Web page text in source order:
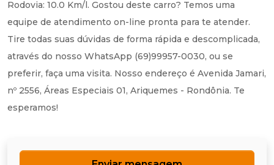
Rodovia: 10.0 Km/l. Gostou deste carro? Temos uma
equipe de atendimento on-line pronta para te atender.
Tire todas suas dúvidas de forma rápida e descomplicada,
através do nosso WhatsApp (69)99957-0030, ou se
preferir, faça uma visita. Nosso endereço é Avenida Jamari,
nº 2556, Áreas Especiais 01, Ariquemes - Rondônia. Te
esperamos!